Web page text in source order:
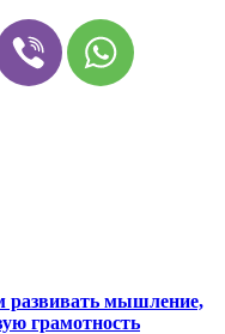
развивать мышление,
грамотность